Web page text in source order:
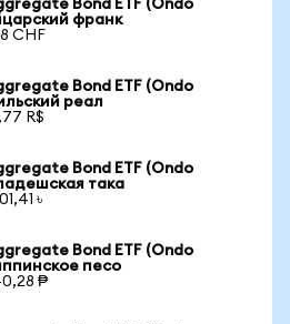
Bond ETF (Ondo
франк
CHF
Bond ETF (Ondo
реал
R$
Bond ETF (Ondo
така
৳
Bond ETF (Ondo
песо
₱